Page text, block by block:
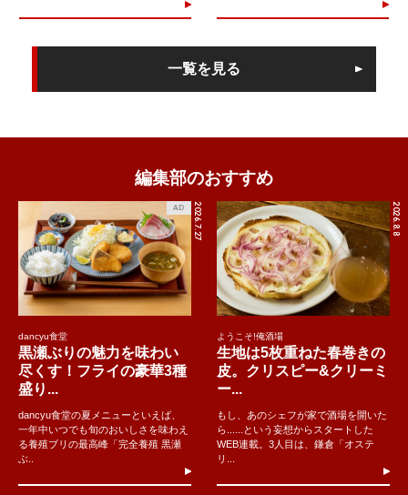
一覧を見る
編集部のおすすめ
2026.7.27
AD
dancyu食堂
黒瀬ぶりの魅力を味わい
尽くす！フライの豪華3種
盛り...
dancyu食堂の夏メニューといえば、
一年中いつでも旬のおいしさを味わえ
る養殖ブリの最高峰「完全養殖 黒瀬
ぶ..
2026.8.8
ようこそ!俺酒場
生地は5枚重ねた春巻きの
皮。クリスピー&クリーミ
ー...
もし、あのシェフが家で酒場を開いた
ら......という妄想からスタートした
WEB連載。3人目は、鎌倉「オステ
リ...